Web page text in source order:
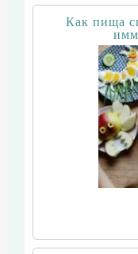
Как пища